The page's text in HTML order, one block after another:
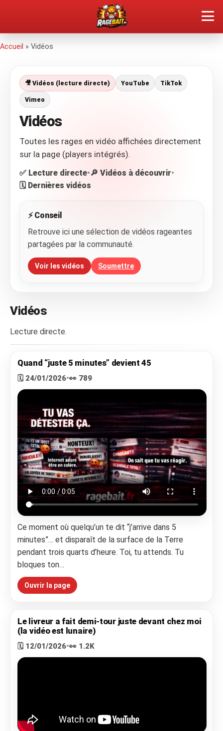
QUEL TYPE DE RAGEUX ES-TU ?
SOUMETTRE SA RAGE
ÇA FAIT RÉAGIR
Accueil » Vidéos
🎥 Vidéos (lecture directe) YouTube TikTok
Vimeo
Vidéos
Toutes les rages en vidéo affichées directement
sur la page (players intégrés).
✅ Lecture directe•🔎 Vidéos à découvrir•
🗓️ Dernières vidéos
⚡ Conseil
Retrouve ici une sélection de vidéos rageantes
partagées par la communauté.
Voir les vidéos Soumettre
Vidéos
Lecture directe.
Quand “juste 5 minutes” devient 45
🗓️ 24/01/2026•👀 789
Ce moment où quelqu’un te dit “j’arrive dans 5
minutes”… et disparaît de la surface de la Terre
pendant trois quarts d’heure. Toi, tu attends. Tu
bloques ton…
Ouvrir la page
Le livreur a fait demi-tour juste devant chez moi
(la vidéo est lunaire)
🗓️ 12/01/2026•👀 1.2K